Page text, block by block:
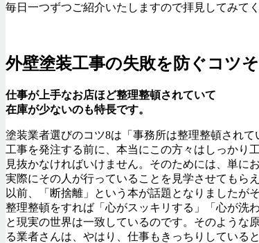
毎日一つずつご紹介いたしますので拝見してみて
外壁塗装工事の失敗を防ぐコツ
仕事が上手なお店ほど整理整頓されていて
在庫が少ないのも特長です。
塗装業者選びのコツ8は「事務所は整理整頓されて
工事を発注する前に、本当にこの方々はしっかり
見抜かなければいけません。そのためには、単に
実際にその人が行っていることを見学させてもら
以前、「断捨離」という本が話題となりましたが
整理整頓をすれば「心がスッキリする」「心が洗
と現実の世界は一致しているのです。そのような
る業者さんは、やはり、仕事もきっちりしている